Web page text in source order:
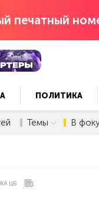
печатный
ПОЛИТИКА
Темы В
ЦБ